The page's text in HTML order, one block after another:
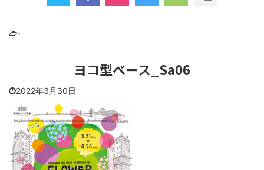
-
ヨコ型ベース_Sa06
2022年3月30日